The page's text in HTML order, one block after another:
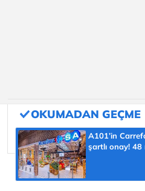
A101’in
şartlı onay!